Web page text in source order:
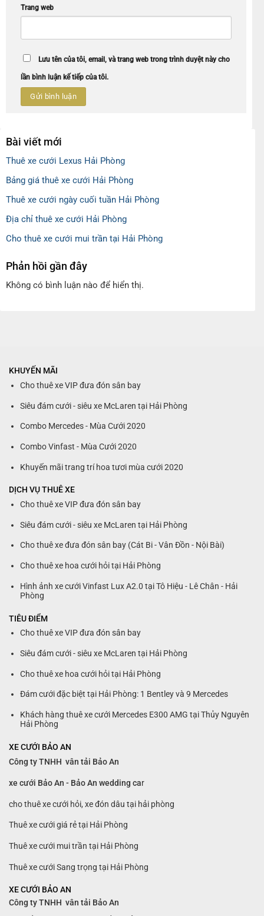
Trang web
Lưu tên của tôi, email, và trang web trong trình duyệt này cho
lần bình luận kế tiếp của tôi.
Bài viết mới
Thuê xe cưới Lexus Hải Phòng
Bảng giá thuê xe cưới Hải Phòng
Thuê xe cưới ngày cuối tuần Hải Phòng
Địa chỉ thuê xe cưới Hải Phòng
Cho thuê xe cưới mui trần tại Hải Phòng
Phản hồi gần đây
Không có bình luận nào để hiển thị.
KHUYẾN MÃI
Cho thuê xe VIP đưa đón sân bay
Siêu đám cưới - siêu xe McLaren tại Hải Phòng
Combo Mercedes - Mùa Cưới 2020
Combo Vinfast - Mùa Cưới 2020
Khuyến mãi trang trí hoa tươi mùa cưới 2020
DỊCH VỤ THUÊ XE
Cho thuê xe VIP đưa đón sân bay
Siêu đám cưới - siêu xe McLaren tại Hải Phòng
Cho thuê xe đưa đón sân bay (Cát Bi - Vân Đồn - Nội Bài)
Cho thuê xe hoa cưới hỏi tại Hải Phòng
Hình ảnh xe cưới Vinfast Lux A2.0 tại Tô Hiệu - Lê Chân - Hải
Phòng
TIÊU ĐIỂM
Cho thuê xe VIP đưa đón sân bay
Siêu đám cưới - siêu xe McLaren tại Hải Phòng
Cho thuê xe hoa cưới hỏi tại Hải Phòng
Đám cưới đặc biệt tại Hải Phòng: 1 Bentley và 9 Mercedes
Khách hàng thuê xe cưới Mercedes E300 AMG tại Thủy Nguyên
Hải Phòng
XE CƯỚI BẢO AN
Công ty TNHH vân tải Bảo An
xe cưới Bảo An - Bảo An wedding car
cho thuê xe cưới hỏi, xe đón dâu tại hải phòng
Thuê xe cưới giá rẻ tại Hải Phòng
Thuê xe cưới mui trần tại Hải Phòng
Thuê xe cưới Sang trọng tại Hải Phòng
XE CƯỚI BẢO AN
Công ty TNHH vân tải Bảo An